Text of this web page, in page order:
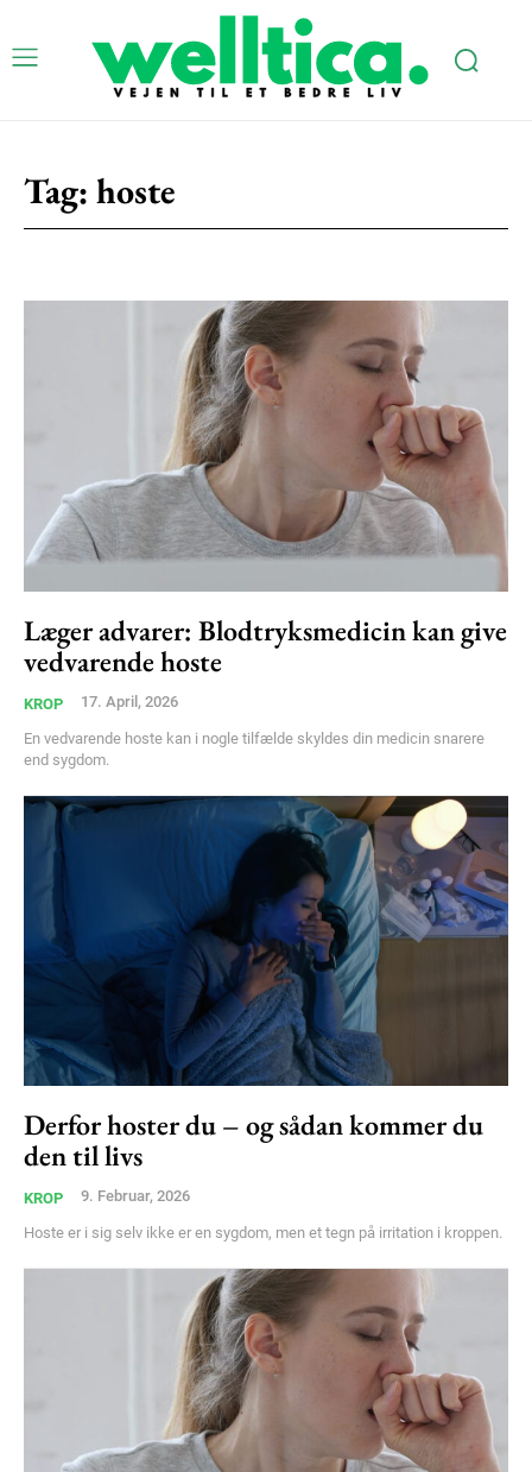
Subscription Plans
Free limited access
/ forever
Etiam est nibh, lobortis sit
Tag: hoste
Læger advarer: Blodtryksmedicin kan give
vedvarende hoste
KROP 17. April, 2026
En vedvarende hoste kan i nogle tilfælde skyldes din medicin snarere
end sygdom.
Derfor hoster du – og sådan kommer du
den til livs
KROP 9. Februar, 2026
Hoste er i sig selv ikke er en sygdom, men et tegn på irritation i kroppen.